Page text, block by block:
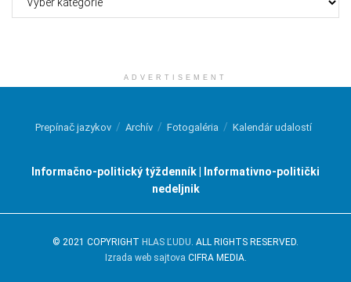
ADVERTISEMENT
Prepínač jazykov Archív Fotogaléria Kalendár udalostí
Informačno-politický týždenník | Informativno-politički
nedeljnik
© 2021 COPYRIGHT HLAS ĽUDU . ALL RIGHTS RESERVED.
Izrada web sajtova CIFRA MEDIA.